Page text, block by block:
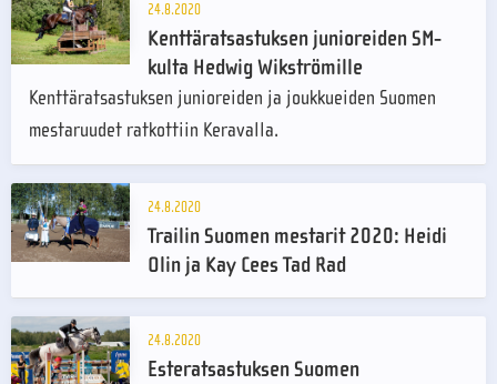
24.8.2020
Kenttäratsastuksen junioreiden SM-
kulta Hedwig Wikströmille
Kenttäratsastuksen junioreiden ja joukkueiden Suomen
mestaruudet ratkottiin Keravalla.
24.8.2020
Trailin Suomen mestarit 2020: Heidi
Olin ja Kay Cees Tad Rad
24.8.2020
Esteratsastuksen Suomen